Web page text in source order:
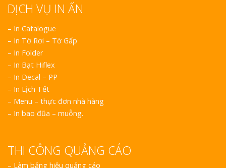
DỊCH VỤ IN ẤN
– In Catalogue
– In Tờ Rơi – Tờ Gấp
– In Folder
– In Bạt Hiflex
– In Decal – PP
– In Lịch Tết
– Menu – thực đơn nhà hàng
– In bao đũa – muỗng.
THI CÔNG QUẢNG CÁO
– Làm bảng hiệu quảng cáo